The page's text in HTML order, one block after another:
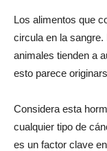
Los alimentos que
circula en la
animales tienden a
esto parece
Considera esta
cualquier tipo de
es un factor clave